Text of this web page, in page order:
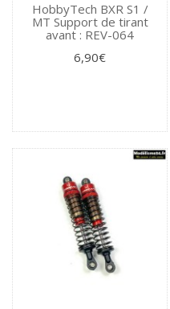
HobbyTech BXR S1 /
MT Support de tirant
avant : REV-064
6,90€